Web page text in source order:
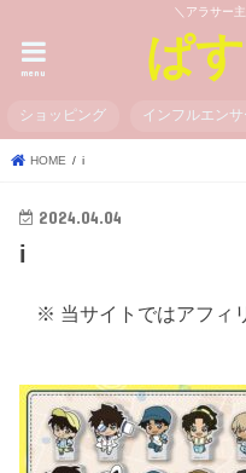
＼アラサー
ぱ
menu
ショッピング インフルエンサ
HOME i
2024.04.04
i
※ 当サイトではアフィ